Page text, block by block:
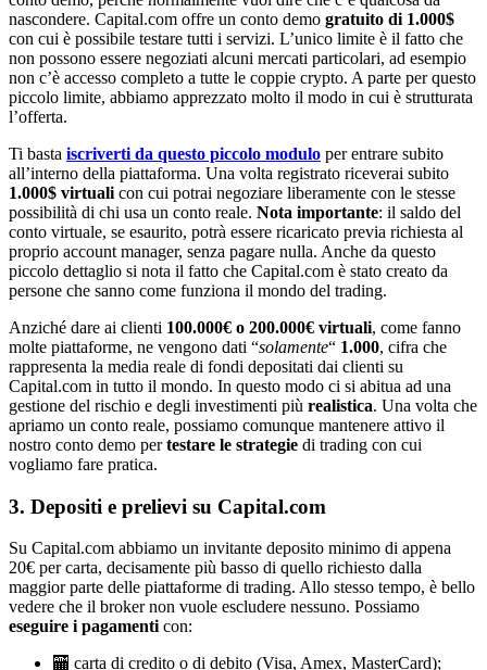
nascondere. Capital.com offre un conto demo gratuito di 1.000$
con cui è possibile testare tutti i servizi. L’unico limite è il fatto che
non possono essere negoziati alcuni mercati particolari, ad esempio
non c’è accesso completo a tutte le coppie crypto. A parte per questo
piccolo limite, abbiamo apprezzato molto il modo in cui è strutturata
l’offerta.
Ti basta iscriverti da questo piccolo modulo per entrare subito
all’interno della piattaforma. Una volta registrato riceverai subito
1.000$ virtuali con cui potrai negoziare liberamente con le stesse
possibilità di chi usa un conto reale. Nota importante: il saldo del
conto virtuale, se esaurito, potrà essere ricaricato previa richiesta al
proprio account manager, senza pagare nulla. Anche da questo
piccolo dettaglio si nota il fatto che Capital.com è stato creato da
persone che sanno come funziona il mondo del trading.
Anziché dare ai clienti 100.000€ o 200.000€ virtuali, come fanno
molte piattaforme, ne vengono dati “solamente“ 1.000, cifra che
rappresenta la media reale di fondi depositati dai clienti su
Capital.com in tutto il mondo. In questo modo ci si abitua ad una
gestione del rischio e degli investimenti più realistica. Una volta che
apriamo un conto reale, possiamo comunque mantenere attivo il
nostro conto demo pertestare le strategie di trading con cui
vogliamo fare pratica.
3. Depositi e prelievi su Capital.com
Su Capital.com abbiamo un invitante deposito minimo di appena
20€ per carta, decisamente più basso di quello richiesto dalla
maggior parte delle piattaforme di trading. Allo stesso tempo, è bello
vedere che il broker non vuole escludere nessuno. Possiamo
eseguire i pagamenti con:
🏧 carta di credito o di debito (Visa, Amex, MasterCard);